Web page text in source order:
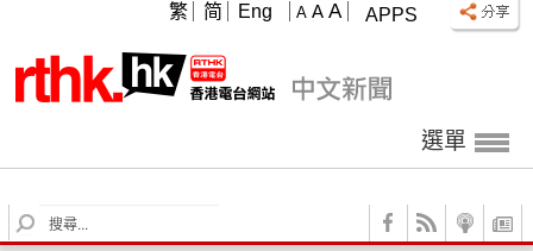
APPS
A A A
繁 简 Eng
選單
S
e